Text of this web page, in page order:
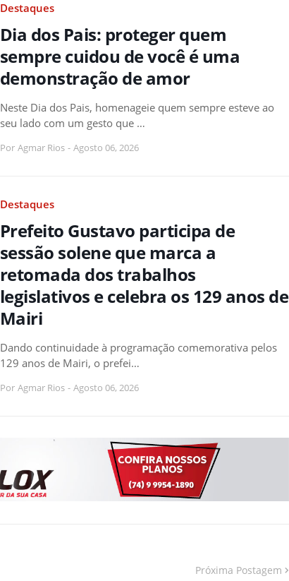
Destaques
Dia dos Pais: proteger quem
sempre cuidou de você é uma
demonstração de amor
Neste Dia dos Pais, homenageie quem sempre esteve ao
seu lado com um gesto que …
Por Agmar Rios - Agosto 06, 2026
Destaques
Prefeito Gustavo participa de
sessão solene que marca a
retomada dos trabalhos
legislativos e celebra os 129 anos de
Mairi
Dando continuidade à programação comemorativa pelos
129 anos de Mairi, o prefei…
Por Agmar Rios - Agosto 06, 2026
Próxima Postagem